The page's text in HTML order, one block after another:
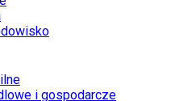
i gospodarcze